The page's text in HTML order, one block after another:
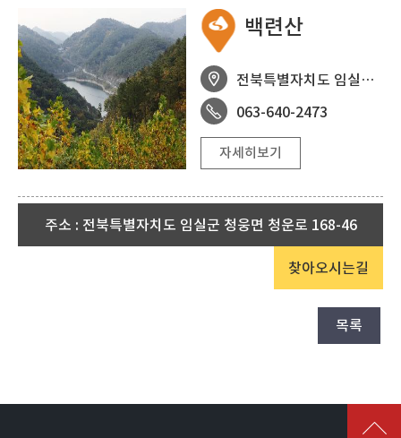
백련산
전북특별자치도 임실군 강진면 강진방현길 65, 방현마을
063-640-2473
자세히보기
임실용암리사지 석조비로자나불상
주소 : 전북특별자치도 임실군 청웅면 청운로 168-46
찾아오시는길
목록